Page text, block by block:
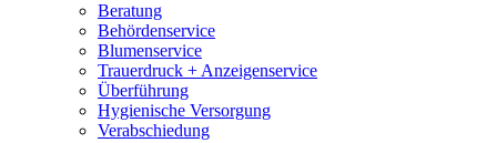
Beratung
Behördenservice
Blumenservice
Trauerdruck + Anzeigenservice
Überführung
Hygienische Versorgung
Verabschiedung